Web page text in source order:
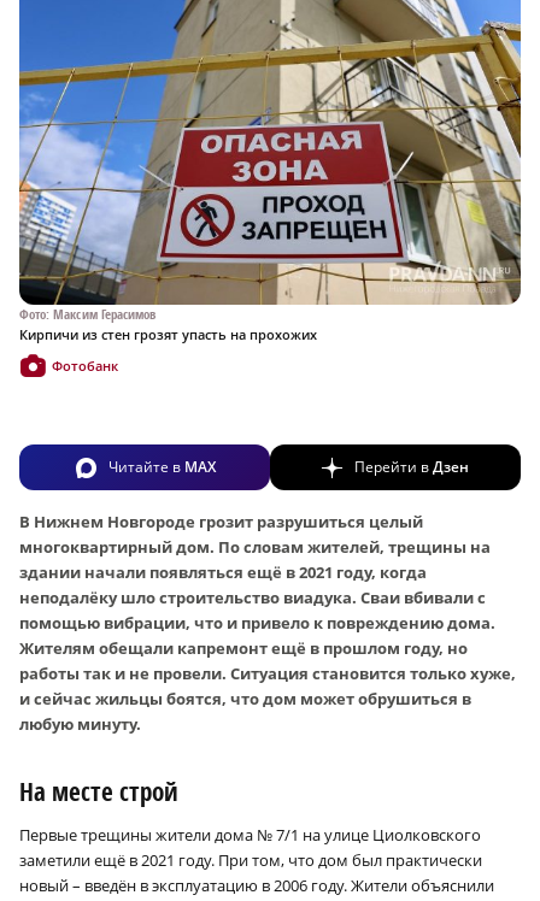
Фото: Максим Герасимов
Кирпичи из стен грозят упасть на прохожих
Фотобанк
Читайте в MAX Перейти вДзен
В Нижнем Новгороде грозит разрушиться целый
многоквартирный дом. По словам жителей, трещины на
здании начали появляться ещё в 2021 году, когда
неподалёку шло строительство виадука. Сваи вбивали с
помощью вибрации, что и привело к повреждению дома.
Жителям обещали капремонт ещё в прошлом году, но
работы так и не провели. Ситуация становится только хуже,
и сейчас жильцы боятся, что дом может обрушиться в
любую минуту.
На месте строй
Первые трещины жители дома № 7/1 на улице Циолковского
заметили ещё в 2021 году. При том, что дом был практически
новый – введён в эксплуатацию в 2006 году. Жители объяснили